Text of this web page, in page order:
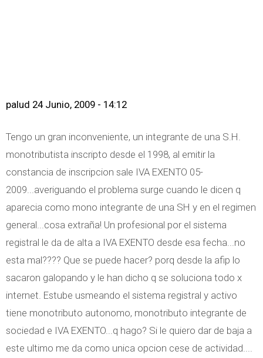
palud 24 Junio, 2009 - 14:12
Tengo un gran inconveniente, un integrante de una S.H.
monotributista inscripto desde el 1998, al emitir la
constancia de inscripcion sale IVA EXENTO 05-
2009...averiguando el problema surge cuando le dicen q
aparecia como mono integrante de una SH y en el regimen
general...cosa extraña! Un profesional por el sistema
registral le da de alta a IVA EXENTO desde esa fecha...no
esta mal???? Que se puede hacer? porq desde la afip lo
sacaron galopando y le han dicho q se soluciona todo x
internet. Estube usmeando el sistema registral y activo
tiene monotributo autonomo, monotributo integrante de
sociedad e IVA EXENTO...q hago? Si le quiero dar de baja a
este ultimo me da como unica opcion cese de actividad....